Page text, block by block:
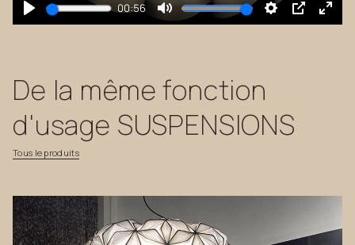
Play
00:56
Mute Settings
PIP
Enter
Tous le produits
De la même fonction
d'usage SUSPENSIONS